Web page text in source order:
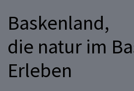
Baskenland,
die natur im
Erleben